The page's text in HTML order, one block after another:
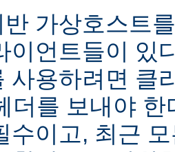
반 가상호스트
이언트들이 있
사용하려면 클
더를 보내야
수이고, 최근